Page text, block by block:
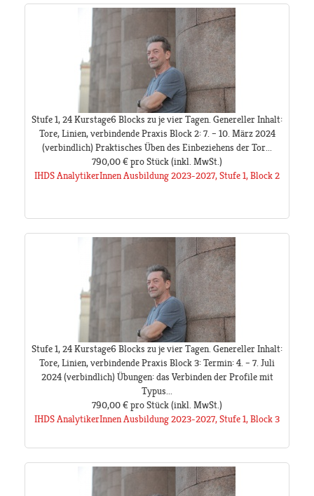
Stufe 1, 24 Kurstage6 Blocks zu je vier Tagen. Genereller Inhalt:
Tore, Linien, verbindende Praxis Block 2: 7. – 10. März 2024
(verbindlich) Praktisches Üben des Einbeziehens der Tor...
790,00 €pro Stück(inkl. MwSt.)
IHDS AnalytikerInnen Ausbildung 2023-2027, Stufe 1, Block 2
Stufe 1, 24 Kurstage6 Blocks zu je vier Tagen. Genereller Inhalt:
Tore, Linien, verbindende Praxis Block 3: Termin: 4. – 7. Juli
2024 (verbindlich) Übungen: das Verbinden der Profile mit
Typus...
790,00 €pro Stück(inkl. MwSt.)
IHDS AnalytikerInnen Ausbildung 2023-2027, Stufe 1, Block 3